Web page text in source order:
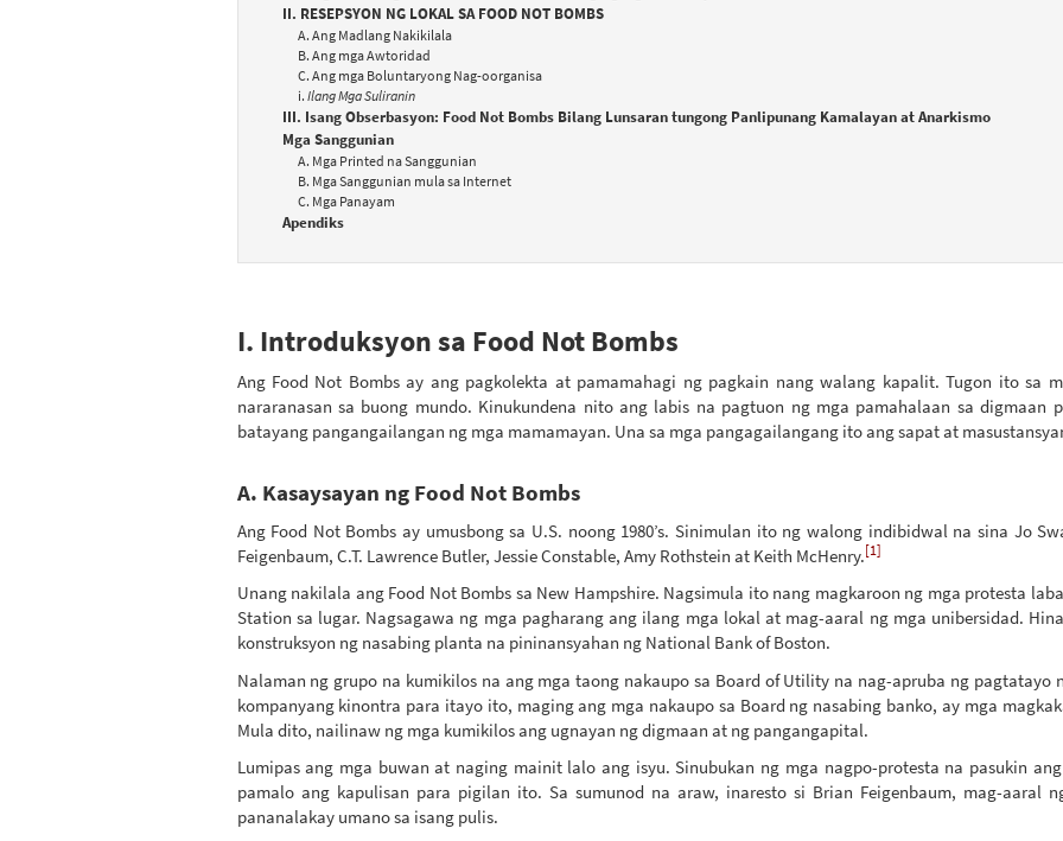
II. RESEPSYON NG LOKAL SA FOOD NOT BOMBS
A. Ang Madlang Nakikilala
B. Ang mga Awtoridad
C. Ang mga Boluntaryong Nag-oorganisa
i.Ilang Mga Suliranin
III. Isang Obserbasyon: Food Not Bombs Bilang Lunsaran tungong Panlipunang Kamalayan at Anarkismo
Mga Sanggunian
A. Mga Printed na Sanggunian
B. Mga Sanggunian mula sa Internet
C. Mga Panayam
Apendiks
I. Introduksyon sa Food Not Bombs
Ang Food Not Bombs ay ang pagkolekta at pamamahagi ng pagkain nang walang kapalit. Tugon ito sa
nararanasan sa buong mundo. Kinukundena nito ang labis na pagtuon ng mga pamahalaan sa digmaan
batayang pangangailangan ng mga mamamayan. Una sa mga pangagailangang ito ang sapat at
A. Kasaysayan ng Food Not Bombs
Ang Food Not Bombs ay umusbong sa U.S. noong 1980’s. Sinimulan ito ng walong indibidwal na sina Jo
Feigenbaum, C.T. Lawrence Butler, Jessie Constable, Amy Rothstein at Keith McHenry.[1]
Unang nakilala ang Food Not Bombs sa New Hampshire. Nagsimula ito nang magkaroon ng mga protesta
Station sa lugar. Nagsagawa ng mga pagharang ang ilang mga lokal at mag-aaral ng mga unibersidad.
konstruksyon ng nasabing planta na pininansyahan ng National Bank of Boston.
Nalaman ng grupo na kumikilos na ang mga taong nakaupo sa Board of Utility na nag-apruba ng pagtatayo
kompanyang kinontra para itayo ito, maging ang mga nakaupo sa Board ng nasabing banko, ay mga
Mula dito, nailinaw ng mga kumikilos ang ugnayan ng digmaan at ng pangangapital.
Lumipas ang mga buwan at naging mainit lalo ang isyu. Sinubukan ng mga nagpo-protesta na pasukin
pamalo ang kapulisan para pigilan ito. Sa sumunod na araw, inaresto si Brian Feigenbaum, mag-aaral
pananalakay umano sa isang pulis.